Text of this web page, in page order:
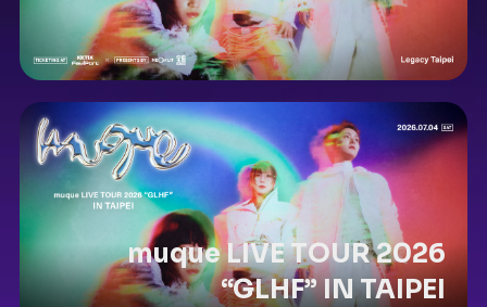
muque LIVE TOUR 2026
“GLHF” IN TAIPEI